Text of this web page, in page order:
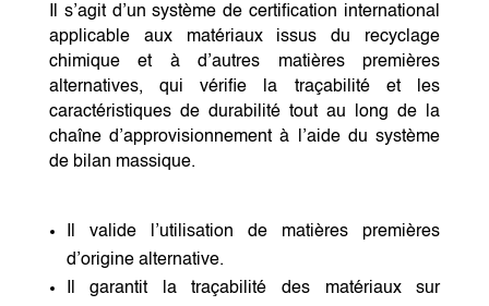
Il s’agit d’un système de certification international
applicable aux matériaux issus du recyclage
chimique et à d’autres matières premières
alternatives, qui vérifie la traçabilité et les
caractéristiques de durabilité tout au long de la
chaîne d’approvisionnement à l’aide du système
de bilan massique.
Il valide l’utilisation de matières premières
d’origine alternative.
Il garantit la traçabilité des matériaux sur